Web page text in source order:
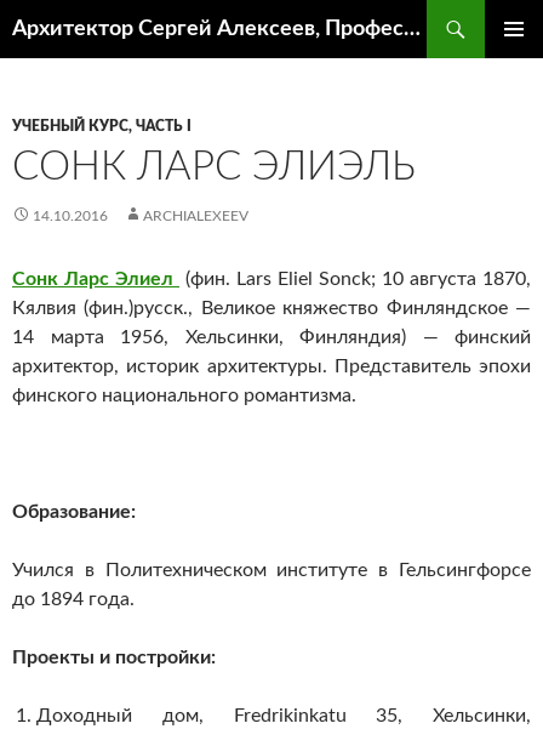
Архитектор Сергей Алексеев, Профессор кафедры ИА и АР ААИ ЮФУ
УЧЕБНЫЙ КУРС, ЧАСТЬ I
СОНК ЛАРС ЭЛИЭЛЬ
14.10.2016 ARCHIALEXEEV
Сонк Ларс Элиел (фин. Lars Eliel Sonck; 10 августа 1870,
Кялвия (фин.)русск., Великое княжество Финляндское —
14 марта 1956, Хельсинки, Финляндия) — финский
архитектор, историк архитектуры. Представитель эпохи
финского национального романтизма.
Образование:
Учился в Политехническом институте в Гельсингфорсе
до 1894 года.
Проекты и постройки:
Доходный дом, Fredrikinkatu 35, Хельсинки,